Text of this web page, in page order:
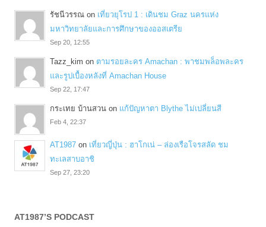
รัชนีวรรณ on เที่ยวยุโรป 1 : เดินชม Graz นครแห่ง
มหาวิทยาลัยและการศึกษาของออสเตรีย
Sep 20, 12:55
Tazz_kim on ตามรอยละคร Amachan : พาชมพล็อพละคร
และรูปเบื้องหลังที่ Amachan House
Sep 22, 17:47
กระเทย บ้านสวน on แก้ปัญหาตา Blythe ไม่เปลี่ยนสี
Feb 4, 22:37
AT1987 on เที่ยวญี่ปุ่น : ฮาโกเน่ – ล่องเรือโจรสลัด ชม
ทะเลสาบอาชิ
Sep 27, 23:20
AT1987’S PODCAST